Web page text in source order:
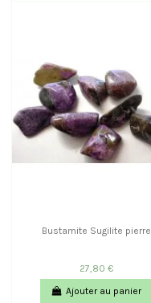
Bustamite Sugilite pierre
27,80 €
Ajouter au panier